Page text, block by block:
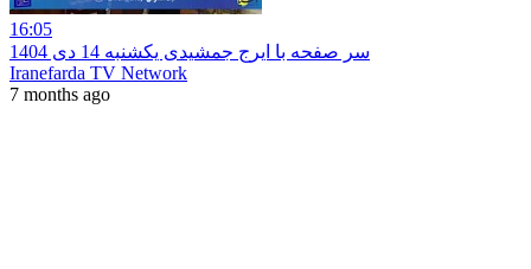
16:05
سر صفحه با ایرج جمشیدی یکشنبه 14 دی 1404
Iranefarda TV Network
7 months ago